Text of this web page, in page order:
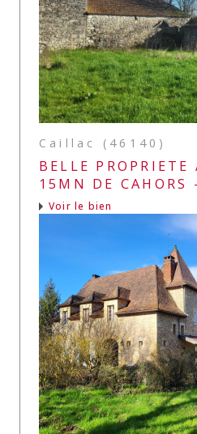
Caillac (46140)
BELLE PROPRIETE
15MN DE CAHORS -
Voir le bien